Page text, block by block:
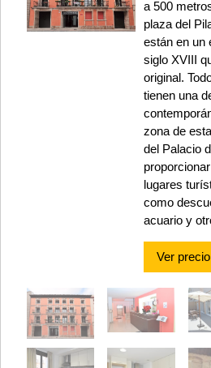
a 500
plaza del
están en un
siglo XVIII
original.
tienen una
zona de
del Palacio
lugares
como
acuario y
Ver precio